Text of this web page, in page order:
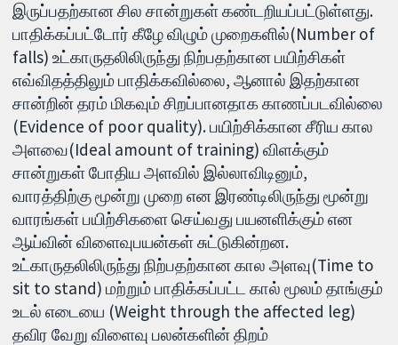
இருப்பதற்கான சில சான்றுகள் கண்டறியப்பட்டுள்ளது.
பாதிக்கப்பட்டோர் கீழே விழும் முறைகளில்(Number of
falls) உட்காருதலிலிருந்து நிற்பதற்கான பயிற்சிகள்
எவ்விதத்திலும் பாதிக்கவில்லை, ஆனால் இதற்கான
சான்றின் தரம் மிகவும் சிறப்பானதாக காணப்படவில்லை
(Evidence of poor quality). பயிற்சிக்கான சீரிய கால
அளவை(Ideal amount of training) விளக்கும்
சான்றுகள் போதிய அளவில் இல்லாவிடினும்,
வாரத்திற்கு மூன்று முறை என இரண்டிலிருந்து மூன்று
வாரங்கள் பயிற்சிகளை செய்வது பயனளிக்கும் என
ஆய்வின் விளைவுபயன்கள் சுட்டுகின்றன.
உட்காருதலிலிருந்து நிற்பதற்கான கால அளவு(Time to
sit to stand) மற்றும் பாதிக்கப்பட்ட கால் மூலம் தாங்கும்
உடல் எடையை (Weight through the affected leg)
தவிர வேறு விளைவு பலன்களின் திறம்